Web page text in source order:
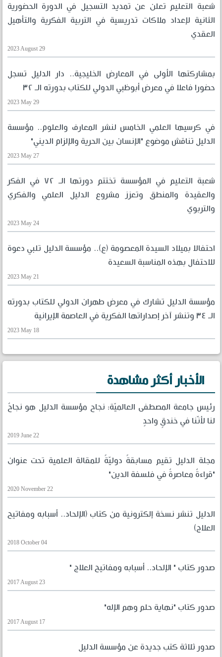
شعبة التعليم تعلن عن تمديد التسجيل في الدورة الحضورية
الثانية لإعداد ملاكات تدريسية في التربية الفكرية والتأهيل
العقدي
2023 August 29
بمشاركتها الأولى في المعارض الخليجية.. دار الدليل تسجل
حضورا فاعلا في معرض أبوظبي الدولي للكتاب بدورته الـ ٣٢
2023 May 29
في كرسيها العلمي الخامس لنشر المعارف والعلوم.. مؤسسة
الدليل تناقش موضوع "الإنسان بين الحرية والإلزام الديني"
2023 May 27
شعبة التعليم في المؤسسة تختتم دورتها الـ ٧٢ في الفكر
والعقيدة والمنطق وتعزز مشروع الدليل العلمي والفكري
والتربوي
2023 May 24
احتفالا بميلاد السيدة المعصومة (ع).. مؤسسة الدليل تلبي دعوة
للاحتفال بهذه المناسبة السعيدة
2023 May 21
مؤسسة الدليل تشارك في معرض طهران الدولي للكتاب بدورته
الـ ٣٤ وتنشر آخر إصداراتها الفكرية في العاصمة الإيرانية
2023 May 18
الأخبار أكثر مشاهدة
رئيس جامعة المصطفى العالميّة: نجاح مؤسسة الدليل هو نجاحٌ
لنا لأنّنا في خندقٍ واحدٍ
2019 June 22
مجلة الدليل تقيم مسابقةً دوليّةً للمقالة العلمية تحت عنوان
"قراءةٌ معاصرةٌ في فلسفة الدين"
2020 November 22
الدليل تنشر نسخة إلكترونية من كتاب (الإلحاد.. أسبابه ومفاتيح
العلاج)
2018 October 04
صدور كتاب " الإلحاد.. أسبابه ومفاتيح العلاج "
2017 August 23
صدور كتاب "نهاية حلم وهم الإله"
2017 August 17
صدور ثلاثة كتب جديدة عن مؤسسة الدليل